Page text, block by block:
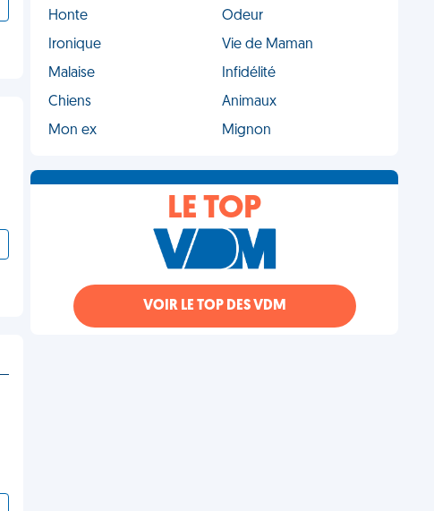
Honte
Odeur
Ironique
Vie de Maman
Malaise
Infidélité
Chiens
Animaux
Mon ex
Mignon
LE TOP
VOIR LE TOP DES VDM